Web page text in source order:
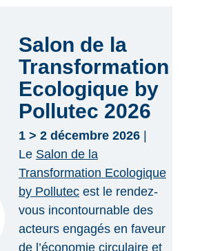
Salon de la
Transformation
Ecologique by
Pollutec 2026
1 > 2 décembre 2026
Le Salon de la
Transformation Ecologique
by Pollutec est le rendez-
vous incontournable des
acteurs engagés en faveur
de l’économie circulaire et